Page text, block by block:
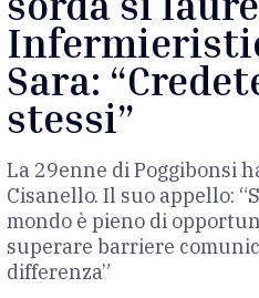
Sara:
stessi”
La 29enne di Poggibonsi
Cisanello. Il suo appello:
mondo è pieno di
superare barriere
differenza”